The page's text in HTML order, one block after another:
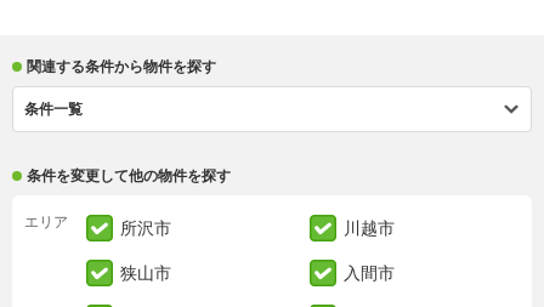
関連する条件から物件を探す
条件一覧
条件を変更して他の物件を探す
エリア 所沢市 川越市
狭山市 入間市